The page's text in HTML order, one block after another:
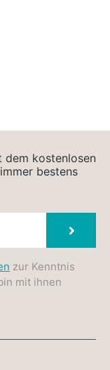
dem kostenlosen
bestens
zur Kenntnis
mit ihnen